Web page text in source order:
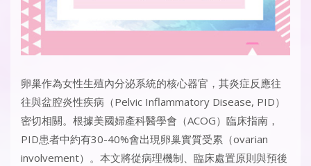
卵巢作為女性生殖內分泌系統的核心器官，其炎症反應往
往與盆腔炎性疾病（Pelvic Inflammatory Disease, PID）
密切相關。根據美國婦產科醫學會（ACOG）臨床指南，
PID患者中約有30-40%會出現卵巢實質受累（ovarian
involvement）。本文將從病理機制、臨床處置原則與預後